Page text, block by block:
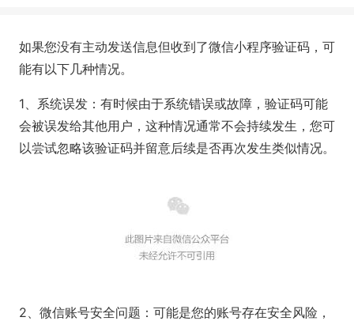
如果您没有主动发送信息但收到了微信小程序验证码，可
能有以下几种情况。
1、系统误发：有时候由于系统错误或故障，验证码可能
会被误发给其他用户，这种情况通常不会持续发生，您可
以尝试忽略该验证码并留意后续是否再次发生类似情况。
2、微信账号安全问题：可能是您的账号存在安全风险，